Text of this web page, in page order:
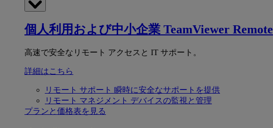
個人利用および中小企業 TeamViewer Remote
高速で安全なリモート アクセスと IT サポート。
詳細はこちら
リモート サポート 瞬時に安全なサポートを提供
リモート マネジメント デバイスの監視と管理
プランと価格表を見る